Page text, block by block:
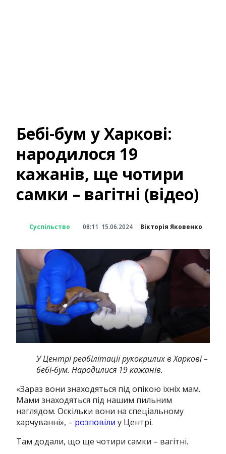
Бебі-бум у Харкові:
народилося 19
кажанів, ще чотири
самки – вагітні (відео)
Суспільство 08:11 15.06.2024 Вікторія Яковенко
У Центрі реабілітації рукокрилих в Харкові –
бебі-бум. Народилися 19 кажанів.
«Зараз вони знаходяться під опікою їхніх мам.
Мами знаходяться під нашим пильним
наглядом. Оскільки вони на спеціальному
харчуванні», – розповіли у Центрі.
Там додали, що ще чотири самки – вагітні.